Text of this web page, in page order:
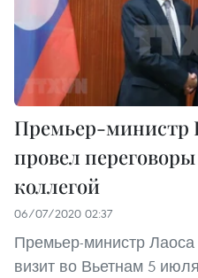
Премьер-министр
провел
коллегой
06/07/2020 02:37
Премьер-министр
визит во Вьетнам 5